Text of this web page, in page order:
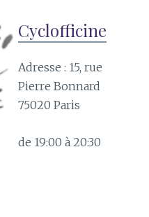
Cyclofficine
Adresse : 15, rue
Pierre Bonnard
75020 Paris
de 19:00 à 20:30